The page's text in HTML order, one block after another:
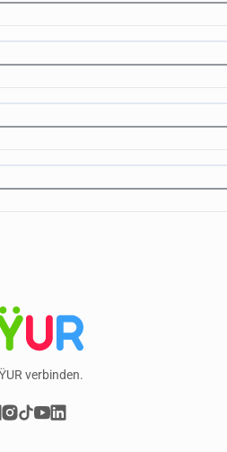
verbinden.